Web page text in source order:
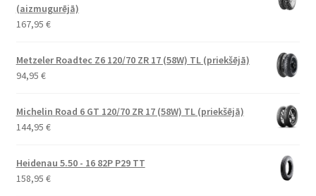
(aizmugurējā)
167,95 €
Metzeler Roadtec Z6 120/70 ZR 17 (58W) TL (priekšējā)
94,95 €
Michelin Road 6 GT 120/70 ZR 17 (58W) TL (priekšējā)
144,95 €
Heidenau 5.50 - 16 82P P29 TT
158,95 €